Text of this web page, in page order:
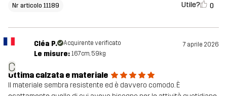
Nr articolo 11189 Utile? 0
C
Cléa P. Acquirente verificato 7 aprile 2026
Le misure: 167cm, 59kg
Ottima calzata e materiale
Il materiale sembra resistente ed è davvero comodo. È